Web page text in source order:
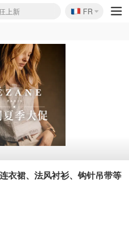
上新
大促
时失效
85折
额外叠85折
每日更新
折起+叠9折
🇫🇷
FR
衣裙、法风衬衫、钩针吊带等